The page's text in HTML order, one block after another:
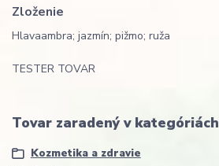
Zloženie
Hlavaambra; jazmín; pižmo; ruža
TESTER TOVAR
Tovar zaradený v kategóriách
Kozmetika a zdravie